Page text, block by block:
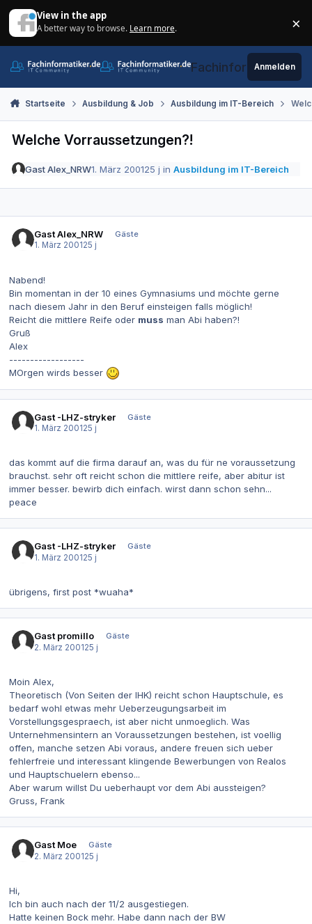
View in the app
A better way to browse. Learn more. ×
Fachinformatiker.de
Anmelden
Startseite Ausbildung & Job Ausbildung im IT-Bereich
Welche Vorraussetzungen?!
Gast Alex_NRW1. März 200125 j inAusbildung im IT-Bereich
Gast Alex_NRW
Gäste
1. März 2001 25 j
Nabend!
Bin momentan in der 10 eines Gymnasiums und möchte gerne
nach diesem Jahr in den Beruf einsteigen falls möglich!
Reicht die mittlere Reife oder muss man Abi haben?!
Gruß
Alex
------------------
MOrgen wirds besser
Gast -LHZ-stryker
Gäste
1. März 200125 j
das kommt auf die firma darauf an, was du für ne voraussetzung
brauchst. sehr oft reicht schon die mittlere reife, aber abitur ist
immer besser. bewirb dich einfach. wirst dann schon sehn...
peace
Gast -LHZ-stryker
Gäste
1. März 200125 j
übrigens, first post *wuaha*
Gast promillo
Gäste
2. März 200125 j
Moin Alex,
Theoretisch (Von Seiten der IHK) reicht schon Hauptschule, es
bedarf wohl etwas mehr Ueberzeugungsarbeit im
Vorstellungsgespraech, ist aber nicht unmoeglich. Was
Unternehmensintern an Voraussetzungen bestehen, ist voellig
offen, manche setzen Abi voraus, andere freuen sich ueber
fehlerfreie und interessant klingende Bewerbungen von Realos
und Hauptschuelern ebenso...
Aber warum willst Du ueberhaupt vor dem Abi aussteigen?
Gruss, Frank
Gast Moe
Gäste
2. März 200125 j
Hi,
Ich bin auch nach der 11/2 ausgestiegen.
Hatte keinen Bock mehr. Habe dann nach der BW